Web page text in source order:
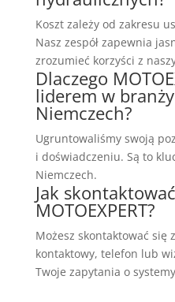
Koszt zależy od zakresu
Nasz zespół zapewnia
zrozumieć korzyści z
Dlaczego
liderem w
Niemczech?
Ugruntowaliśmy swoją
i doświadczeniu. Są to
Niemczech.
Jak
MOTOEXPERT?
Możesz skontaktować
kontaktowy, telefon lub
Twoje zapytania o